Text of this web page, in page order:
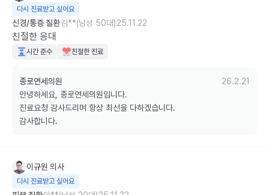
다시 진료받고 싶어요
신경/통증 질환김**(남성 50대)25.11.22
친절한 응대
시간 준수 친절한 진료
종로연세의원
26.2.21
안녕하세요, 종로연세의원입니다.
진료요청 감사드리며 항상 최선을 다하겠습니다.
감사합니다.
이규원 의사
다시 진료받고 싶어요